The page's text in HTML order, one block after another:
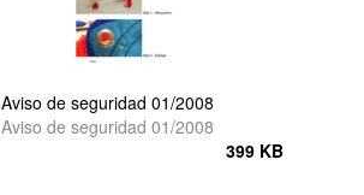
Aviso de seguridad 01/2008
Aviso de seguridad 01/2008
399 KB